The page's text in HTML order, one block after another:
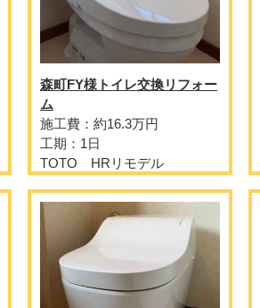
森町FY様トイレ交換リフォー
ム
施工費：約16.3万円
工期：1日
TOTO HRリモデル